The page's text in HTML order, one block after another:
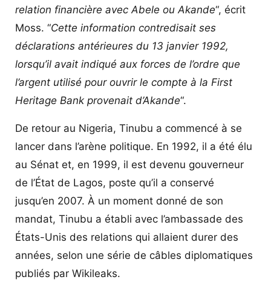
relation financière avec Abele ou Akande“, écrit
Moss. “Cette information contredisait ses
déclarations antérieures du 13 janvier 1992,
lorsqu’il avait indiqué aux forces de l’ordre que
l’argent utilisé pour ouvrir le compte à la First
Heritage Bank provenait d’Akande“.
De retour au Nigeria, Tinubu a commencé à se
lancer dans l’arène politique. En 1992, il a été élu
au Sénat et, en 1999, il est devenu gouverneur
de l’État de Lagos, poste qu’il a conservé
jusqu’en 2007. À un moment donné de son
mandat, Tinubu a établi avec l’ambassade des
États-Unis des relations qui allaient durer des
années, selon une série de câbles diplomatiques
publiés par Wikileaks.